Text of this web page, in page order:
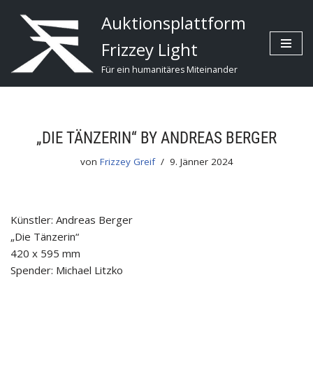
Zum
Inhalt
Auktionsplattform
Frizzey Light
Für ein humanitäres Miteinander
„DIE TÄNZERIN“ BY ANDREAS BERGER
von Frizzey Greif 9. Jänner 2024
Künstler: Andreas Berger
„Die Tänzerin“
420 x 595 mm
Spender: Michael Litzko